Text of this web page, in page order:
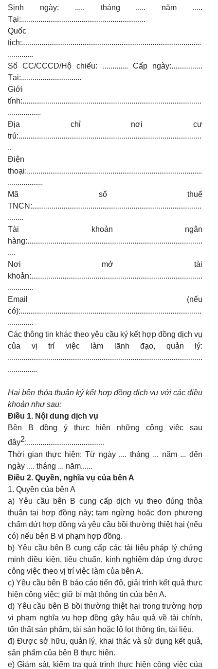
Sinh ngày: ..... tháng ..... năm .....
Tại:................................................................
Quốc
tịch:............................................................................................
.............
Số CC/CCCD/Hộ chiếu: ............. Cấp ngày:................
Tại:...............................
Giới
tính:............................................................................................
.................
Địa chỉ nơi cư
trú:..............................................................................................
..
Điện
thoại:..........................................................................................
..................
Mã số thuế
TNCN:.......................................................................................
........
Tài khoản ngân
hàng:..........................................................................................
....
Nơi mở tài
khoản:........................................................................................
.............
Email (nếu
có):.............................................................................................
.............
Các thông tin khác theo yêu cầu ký kết hợp đồng dịch vụ
của vị trí việc làm lãnh đạo, quản lý:
....................................................................................................
...............
Hai bên thỏa thuận ký kết hợp đồng dịch vụ với các điều
khoản như sau:
Điều 1. Nội dung dịch vụ
Bên B đồng ý thực hiện những công việc sau
đây2:........................................
Thời gian thực hiện: Từ ngày .... tháng ... năm ... đến
ngày .... tháng ... năm......
Điều 2. Quyền, nghĩa vụ của bên A
1. Quyền của bên A
a) Yêu cầu bên B cung cấp dịch vụ theo đúng thỏa
thuận tại hợp đồng này; tạm ngừng hoặc đơn phương
chấm dứt hợp đồng và yêu cầu bồi thường thiệt hại (nếu
có) nếu bên B vi phạm hợp đồng.
b) Yêu cầu bên B cung cấp các tài liệu pháp lý chứng
minh điều kiện, tiêu chuẩn, kinh nghiệm đáp ứng được
công việc theo vị trí việc làm của bên A.
c) Yêu cầu bên B báo cáo tiến độ, giải trình kết quả thực
hiện công việc; giữ bí mật thông tin của bên A.
d) Yêu cầu bên B bồi thường thiệt hại trong trường hợp
vi phạm nghĩa vụ hợp đồng gây hậu quả về tài chính,
tổn thất sản phẩm, tài sản hoặc lộ lọt thông tin, tài liệu.
đ) Được sở hữu, quản lý, khai thác và sử dụng kết quả,
sản phẩm của bên B thực hiện.
e) Giám sát, kiểm tra quá trình thực hiện công việc của